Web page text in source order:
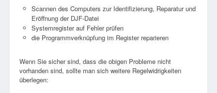
Scannen des Computers zur Identifizierung, Reparatur und
Eröffnung der DJF-Datei
Systemregister auf Fehler prüfen
die Programmverknüpfung im Register reparieren
Wenn Sie sicher sind, dass die obigen Probleme nicht
vorhanden sind, sollte man sich weitere Regelwidrigkeiten
überlegen: